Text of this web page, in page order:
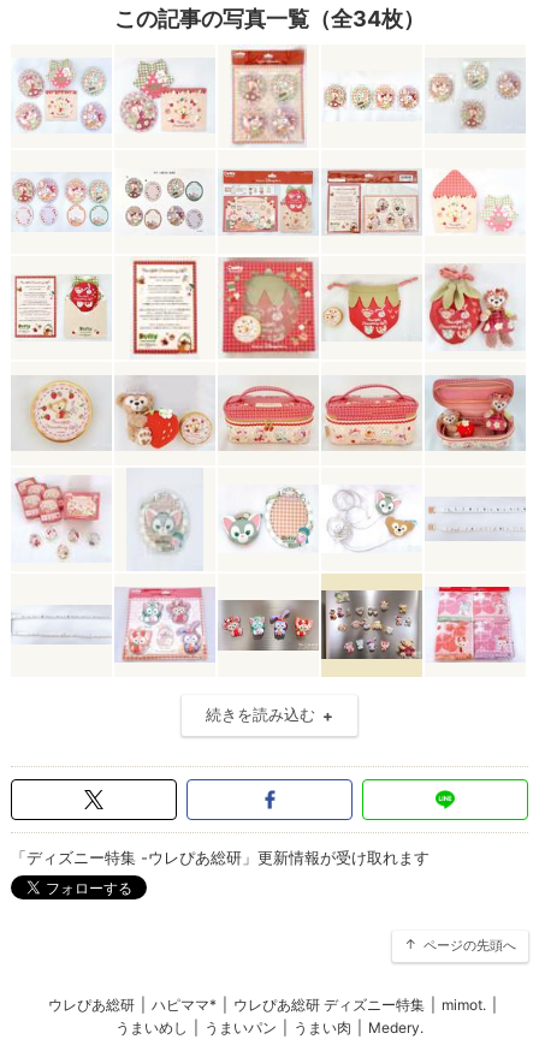
この記事の写真一覧（全34枚）
続きを読み込む
「ディズニー特集 -ウレぴあ総研」更新情報が受け取れます
ページの先頭へ
ウレぴあ総研 ハピママ* ウレぴあ総研 ディズニー特集 mimot.
うまいめし
うまいパン うまい肉 Medery.